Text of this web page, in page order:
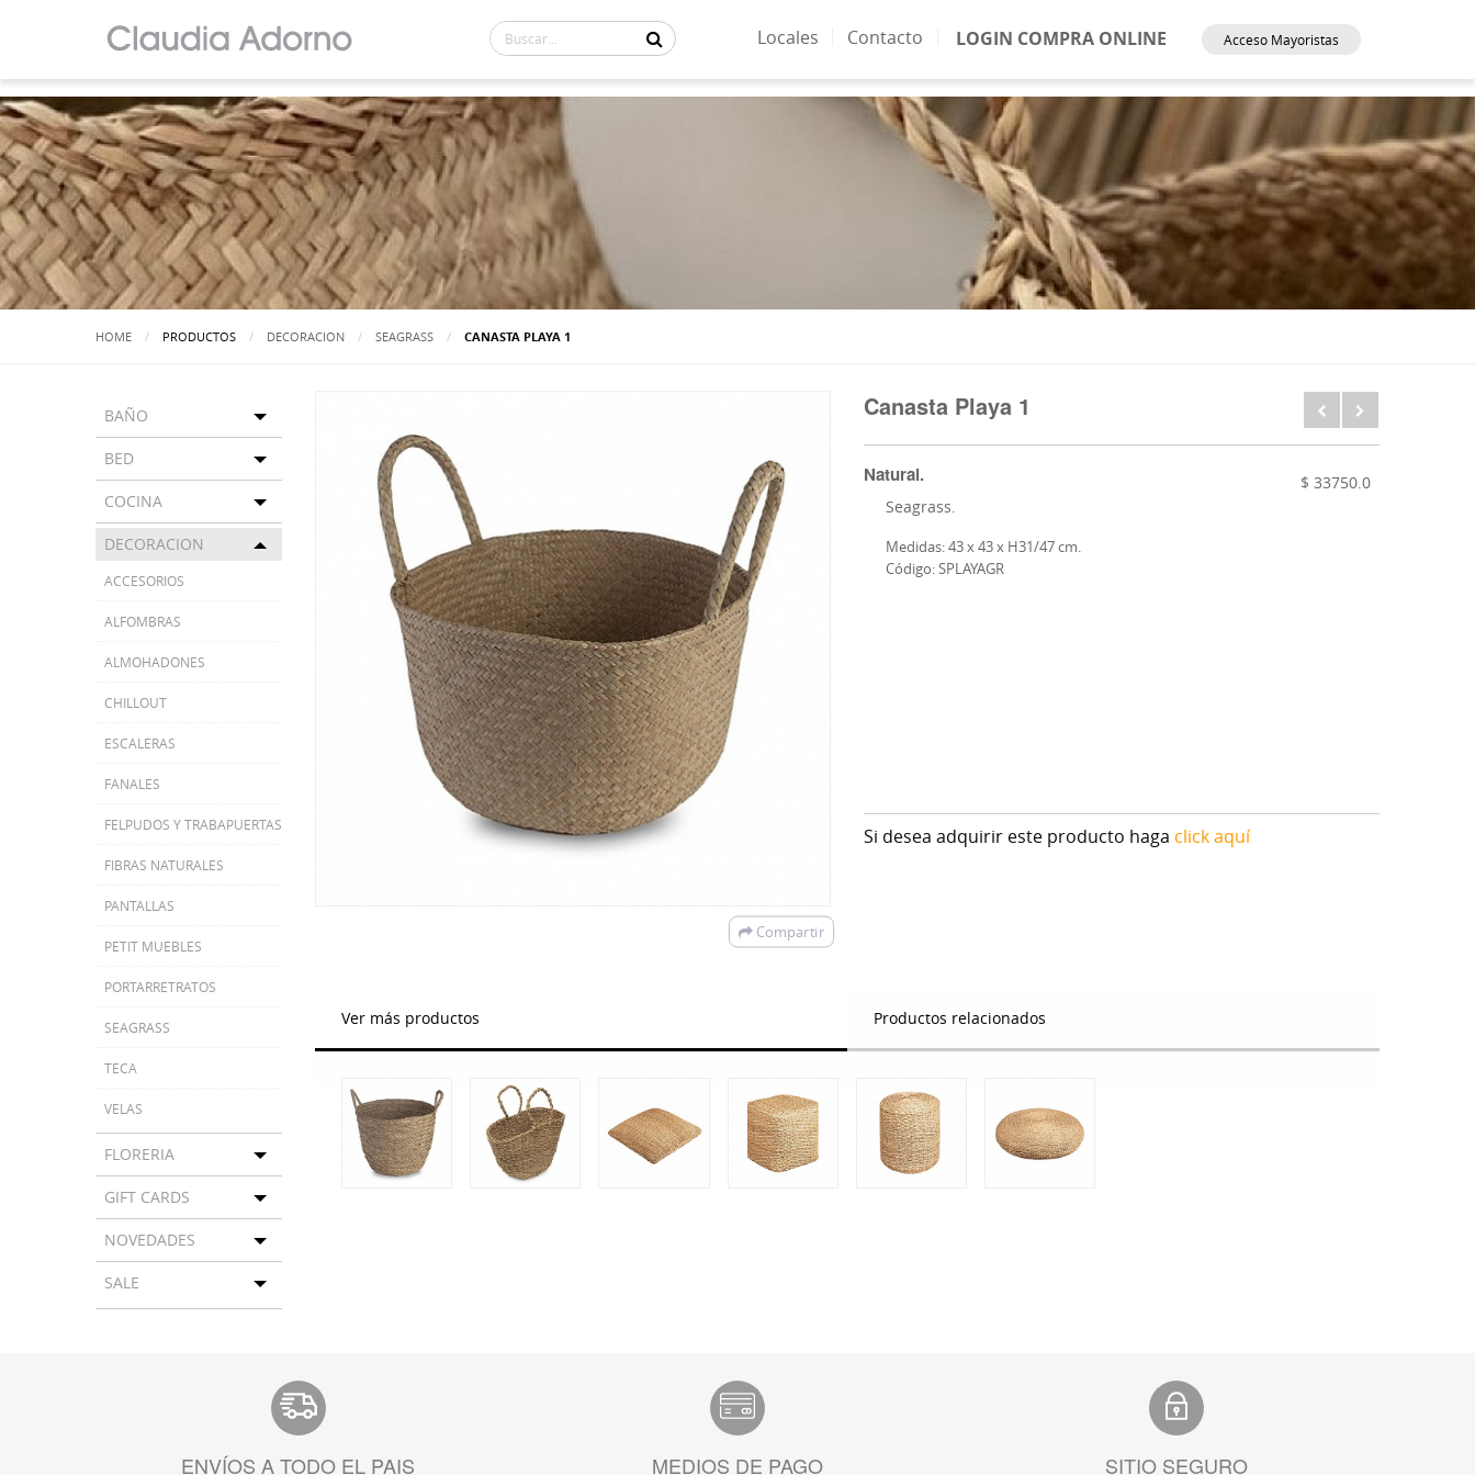
Acceso Mayoristas
LOGIN COMPRA ONLINE
Locales Contacto
HOME PRODUCTOS DECORACION SEAGRASS ACTUALMENTE:
CANASTA PLAYA 1
BAÑO Toggle menu
BED Toggle menu
COCINA Toggle menu
DECORACION Toggle menu
ACCESORIOS
ALFOMBRAS
ALMOHADONES
CHILLOUT
ESCALERAS
FANALES
FELPUDOS Y TRABAPUERTAS
FIBRAS NATURALES
PANTALLAS
PETIT MUEBLES
PORTARRETRATOS
SEAGRASS
TECA
VELAS
FLORERIA Toggle menu
GIFT CARDS Toggle menu
NOVEDADES Toggle menu
SALE Toggle menu
Compartir
Canasta Playa 1
Natural.
Seagrass.
Medidas: 43 x 43 x H31/47 cm.
Código: SPLAYAGR
$ 33750.0
Si desea adquirir este producto haga click aquí
Ver más productos Productos relacionados
ENVÍOS A TODO EL PAIS MEDIOS DE PAGO SITIO SEGURO